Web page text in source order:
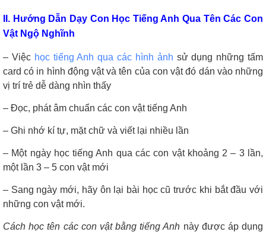
II. Hướng Dẫn Dạy Con Học Tiếng Anh Qua Tên Các Con
Vật Ngộ Nghĩnh
– Việc học tiếng Anh qua các hình ảnh sử dụng những tấm
card có in hình động vật và tên của con vật đó dán vào những
vị trí trẻ dễ dàng nhìn thấy
– Đọc, phát âm chuẩn các con vật tiếng Anh
– Ghi nhớ kí tự, mặt chữ và viết lại nhiều lần
– Một ngày học tiếng Anh qua các con vật khoảng 2 – 3 lần,
một lần 3 – 5 con vật mới
– Sang ngày mới, hãy ôn lại bài học cũ trước khi bắt đầu với
những con vật mới.
Cách học tên các con vật bằng tiếng Anh này được áp dụng